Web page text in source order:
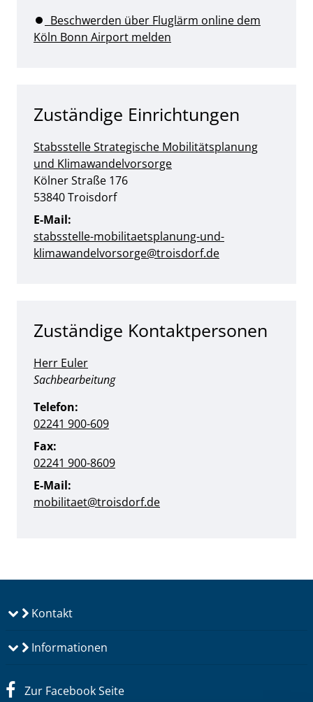
Beschwerden über Fluglärm online dem
Köln Bonn Airport melden
Zuständige Einrichtungen
Stabsstelle Strategische Mobilitätsplanung
und Klimawandelvorsorge
Straße:
Kölner Straße Hausnummer:
176
PLZ:
53840Ort:
Troisdorf
E-Mail:
stabsstelle-mobilitaetsplanung-und-
klimawandelvorsorge@troisdorf.de
Zuständige Kontaktpersonen
Herr Euler
Position:
Sachbearbeitung
Telefon:
02241 900-609
Fax:
02241 900-8609
E-Mail:
mobilitaet@troisdorf.de
Kontakt
Informationen
Zur Facebook Seite